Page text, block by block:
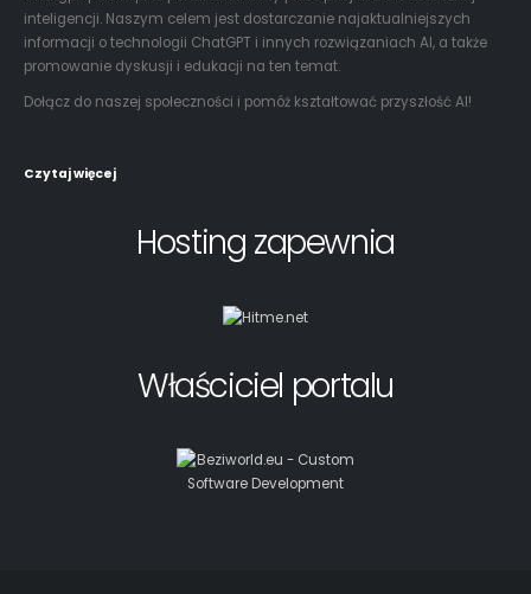
inteligencji. Naszym celem jest dostarczanie najaktualniejszych
informacji o technologii ChatGPT i innych rozwiązaniach AI, a także
promowanie dyskusji i edukacji na ten temat.
Dołącz do naszej społeczności i pomóż kształtować przyszłość AI!
Czytaj więcej
Hosting zapewnia
Właściciel portalu